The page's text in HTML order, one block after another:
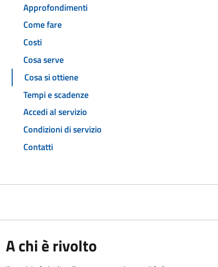
Approfondimenti
Come fare
Costi
Cosa serve
Cosa si ottiene
Tempi e scadenze
Accedi al servizio
Condizioni di servizio
Contatti
A chi è rivolto